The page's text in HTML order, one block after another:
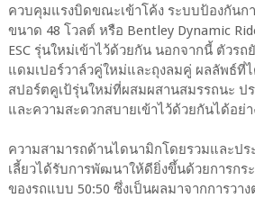
ควบคุมแรงบิดขณะเข้าโค้ง ระบบป้องกันก
ขนาด 48 โวลต์ หรือ Bentley Dynamic
ESC รุ่นใหม่เข้าไว้ด้วยกัน นอกจากนี้ ตัวร
แดมเปอร์วาล์วคู่ใหม่และถุงลมคู่ ผลลัพธ์ที่
สปอร์ตคูเป้รุ่นใหม่ที่ผสมผสานสมรรถนะ ป
และความสะดวกสบายเข้าไว้ด้วยกันได้อย่
ความสามารถด้านไดนามิกโดยรวมและป
เลี้ยวได้รับการพัฒนาให้ดียิ่งขึ้นด้วยการก
ของรถแบบ 50:50 ซึ่งเป็นผลมาจากการวา